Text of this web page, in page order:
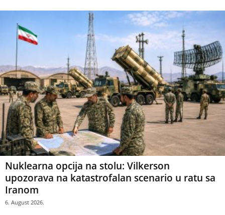
Nuklearna opcija na stolu: Vilkerson
upozorava na katastrofalan scenario u ratu sa
Iranom
6. August 2026.